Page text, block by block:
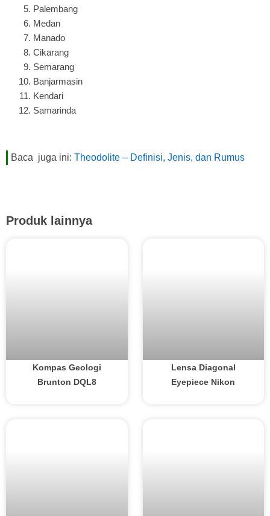
Palembang
Medan
Manado
Cikarang
Semarang
Banjarmasin
Kendari
Samarinda
Baca juga ini: Theodolite – Definisi, Jenis, dan Rumus
Produk lainnya
Kompas Geologi
Brunton DQL8
Lensa Diagonal
Eyepiece Nikon